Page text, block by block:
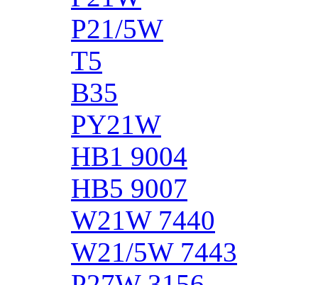
P21/5W
T5
B35
PY21W
HB1 9004
HB5 9007
W21W 7440
W21/5W 7443